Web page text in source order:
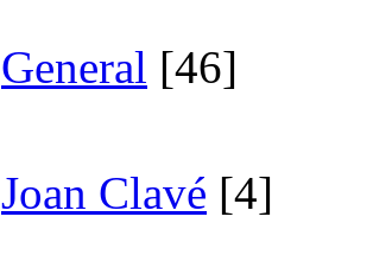
General [46]
Joan Clavé [4]